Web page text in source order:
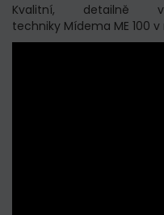
Kvalitní, detailně
techniky Mídema ME 100 v